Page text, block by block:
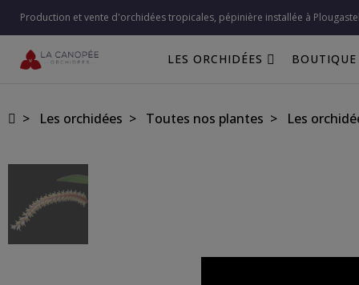
Production et vente d'orchidées tropicales, pépinière installée à
LES ORCHIDÉES BOUTIQUE
Les orchidées Toutes nos plantes Les